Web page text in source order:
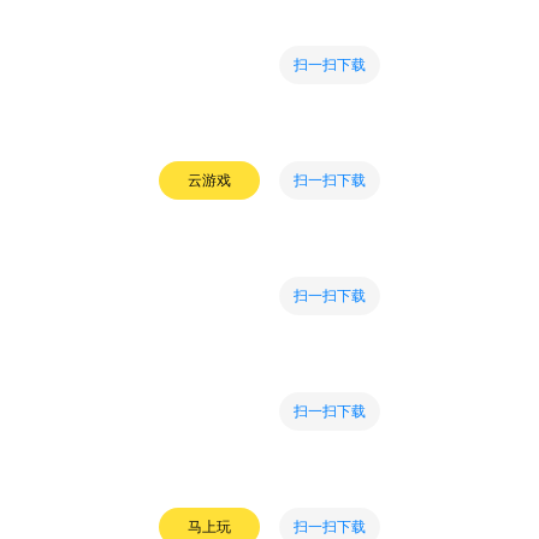
扫一扫下载
云游戏 扫一扫下载
扫一扫下载
扫一扫下载
马上玩 扫一扫下载